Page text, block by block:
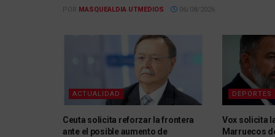
POR MASQUEALDIA UTMEDIOS 06/08/2026
ACTUALIDAD
Ceuta solicita reforzar la frontera
ante el posible aumento de
DEPORTES
Vox solicita
Marruecos